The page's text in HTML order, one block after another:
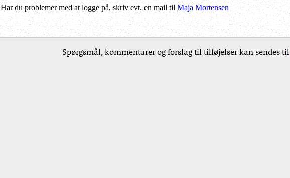
Har du problemer med at logge på, skriv evt. en mail tilMaja Mortensen
Spørgsmål, kommentarer og forslag til tilføjelser kan sendes til